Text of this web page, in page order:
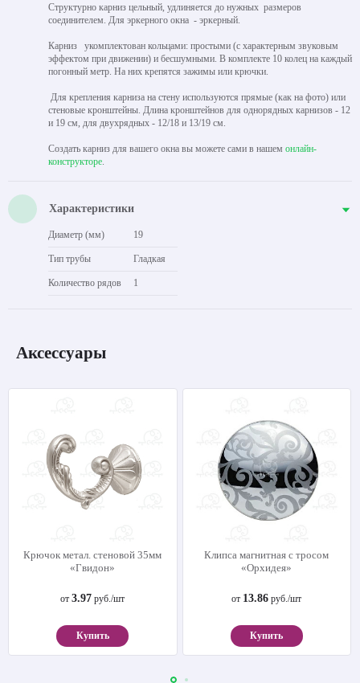
Структурно карниз цельный, удлиняется до нужных размеров
соединителем. Для эркерного окна - эркерный.
Карниз укомплектован кольцами: простыми (с характерным звуковым
эффектом при движении) и бесшумными. В комплекте 10 колец на каждый
погонный метр. На них крепятся зажимы или крючки.
Для крепления карниза на стену используются прямые (как на фото) или
стеновые кронштейны. Длина кронштейнов для однорядных карнизов - 12
и 19 см, для двухрядных - 12/18 и 13/19 см.
Создать карниз для вашего окна вы можете сами в нашем онлайн-
конструкторе.
Характеристики
Диаметр (мм) 19
Тип трубы Гладкая
Количество рядов 1
Аксессуары
Крючок метал. стеновой 35мм
«Гвидон»
от3.97 руб./шт
Купить
Клипса магнитная с тросом
«Орхидея»
от 13.86 руб./шт
Купить